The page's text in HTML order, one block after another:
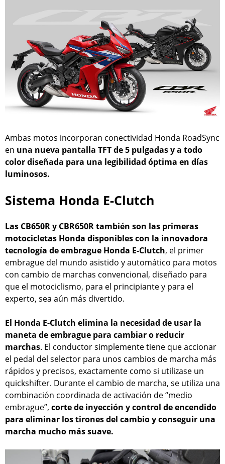
Ambas motos incorporan conectividad Honda RoadSync
en una nueva pantalla TFT de 5 pulgadas y a todo
color diseñada para una legibilidad óptima en días
luminosos.
Sistema Honda E-Clutch
Las CB650R y CBR650R también son las primeras
motocicletas Honda disponibles con la innovadora
tecnología de embrague Honda E-Clutch, el primer
embrague del mundo asistido y automático para motos
con cambio de marchas convencional, diseñado para
que el motociclismo, para el principiante y para el
experto, sea aún más divertido.
El Honda E-Clutch elimina la necesidad de usar la
maneta de embrague para cambiar o reducir
marchas. El conductor simplemente tiene que accionar
el pedal del selector para unos cambios de marcha más
rápidos y precisos, exactamente como si utilizase un
quickshifter. Durante el cambio de marcha, se utiliza una
combinación coordinada de activación de “medio
embrague”, corte de inyección y control de encendido
para eliminar los tirones del cambio y conseguir una
marcha mucho más suave.